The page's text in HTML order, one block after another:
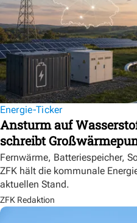
Energie-Ticker
Ansturm auf
schreibt
Fernwärme, Batteriespeicher,
ZFK hält die kommunale
aktuellen Stand.
ZFK Redaktion